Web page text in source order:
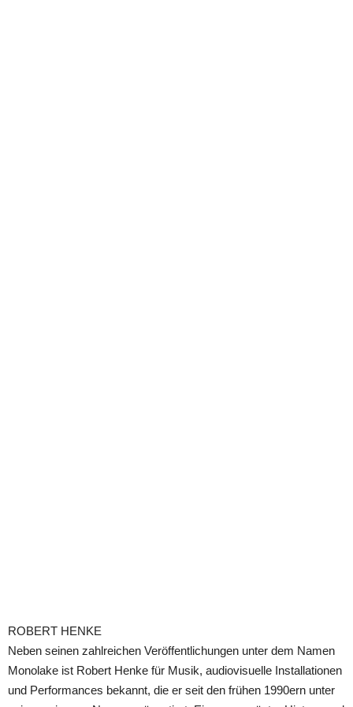
ROBERT HENKE
Neben seinen zahlreichen Veröffentlichungen unter dem Namen
Monolake ist Robert Henke für Musik, audiovisuelle Installationen
und Performances bekannt, die er seit den frühen 1990ern unter